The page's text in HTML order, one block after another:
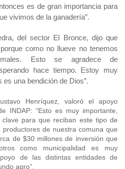
es de gran importancia para
vivimos de la ganadería”.
del sector El Bronce, dijo que
como no llueve no tenemos
Esto se agradece de
hace tiempo. Estoy muy
una bendición de Dios”.
Henríquez, valoró el apoyo
INDAP: “Esto es muy importante,
para que reciban este tipo de
de nuestra comuna que
de $30 millones de inversión que
como municipalidad es muy
de las distintas entidades de
agro”.